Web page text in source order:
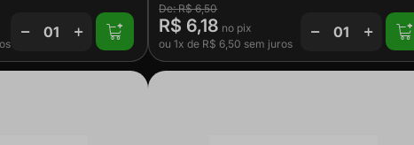
R$ 6,50
R$ 6,18
ou1x de R$ 6,50 sem juros